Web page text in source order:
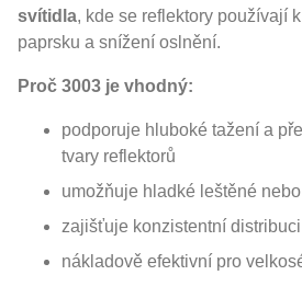
svítidla, kde se reflektory používají
paprsku a snížení oslnění.
Proč 3003 je vhodný:
podporuje hluboké tažení a
tvary reflektorů
umožňuje hladké leštěné
zajišťuje konzistentní
nákladově efektivní pro